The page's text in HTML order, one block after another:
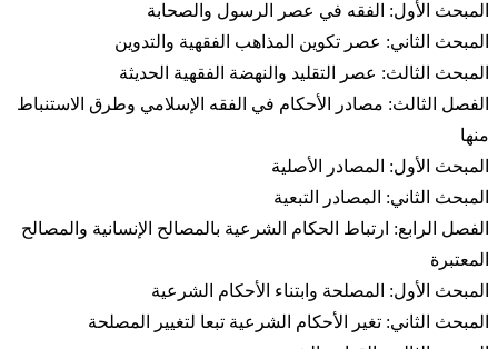
المبحث الأول: الفقه في عصر الرسول والصحابة
المبحث الثاني: عصر تكوين المذاهب الفقهية والتدوين
المبحث الثالث: عصر التقليد والنهضة الفقهية الحديثة
الفصل الثالث: مصادر الأحكام في الفقه الإسلامي وطرق الاستنباط
منها
المبحث الأول: المصادر الأصلية
المبحث الثاني: المصادر التبعية
الفصل الرابع: ارتباط الحكام الشرعية بالمصالح الإنسانية والمصالح
المعتبرة
المبحث الأول: المصلحة وابتناء الأحكام الشرعية
المبحث الثاني: تغير الأحكام الشرعية تبعا لتغيير المصلحة